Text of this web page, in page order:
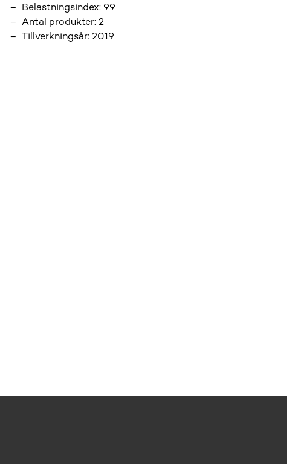
Belastningsindex: 99
Antal produkter:2
Tillverkningsår:2019